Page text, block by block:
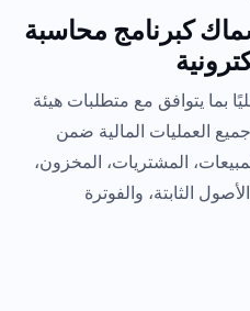
سماككبرنامج محاسبة
بما يتوافق مع متطلبات هيئة
العمليات المالية ضمن
المشتريات، المخزون،
الثابتة، والفوترة